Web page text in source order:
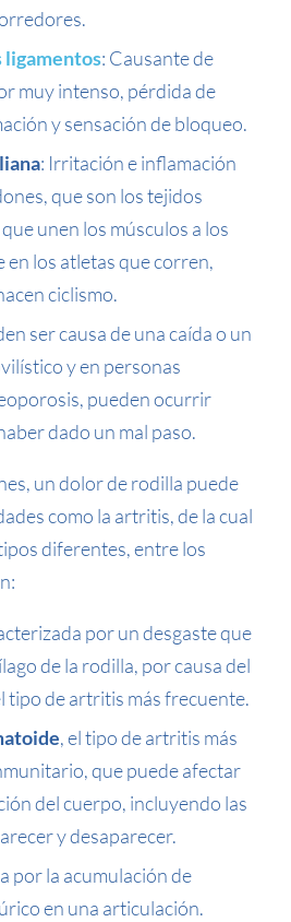
ligamentos: Causante de
muy intenso, pérdida de
y sensación de bloqueo.
: Irritación e inflamación
que son los tejidos
unen los músculos a los
en los atletas que corren,
ciclismo.
ser causa de una caída o un
y en personas
pueden ocurrir
dado un mal paso.
un dolor de rodilla puede
como la artritis, de la cual
diferentes, entre los
por un desgaste que
de la rodilla, por causa del
tipo de artritis más frecuente.
, el tipo de artritis más
que puede afectar
del cuerpo, incluyendo las
y desaparecer.
por la acumulación de
en una articulación.